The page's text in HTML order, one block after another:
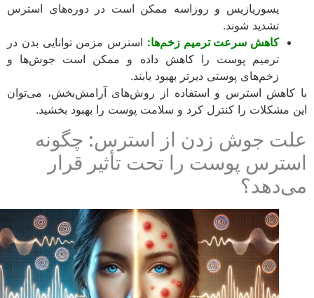
پسوریازیس و روزاسه ممکن است در دوره‌های استرس
تشدید شوند.
کاهش سرعت ترمیم زخم‌ها: استرس مزمن توانایی بدن در
ترمیم پوست را کاهش داده و ممکن است جوش‌ها و
زخم‌های پوستی دیرتر بهبود یابند.
استرس و استفاده از روش‌های آرامش‌بخش، می‌توان
مشکلات را کنترل کرد و سلامت پوست را بهبود بخشید.
جوش زدن از استرس: چگونه
پوست را تحت تأثیر قرار